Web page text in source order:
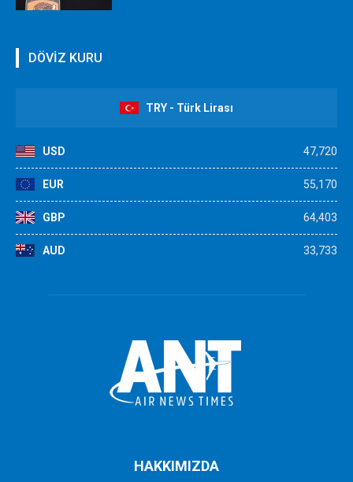
DÖVİZ KURU
TRY - Türk Lirası
USD 47,720
EUR 55,170
GBP 64,403
AUD 33,733
HAKKIMIZDA